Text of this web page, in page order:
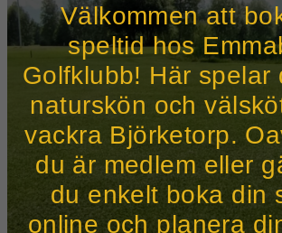
Välkommen att
speltid hos
Golfklubb! Här spelar
naturskön och
vackra Björketorp.
du är medlem eller
du enkelt boka din
online och planera